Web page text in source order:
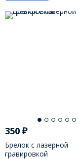
350 ₽
Брелок с лазерной
гравировкой